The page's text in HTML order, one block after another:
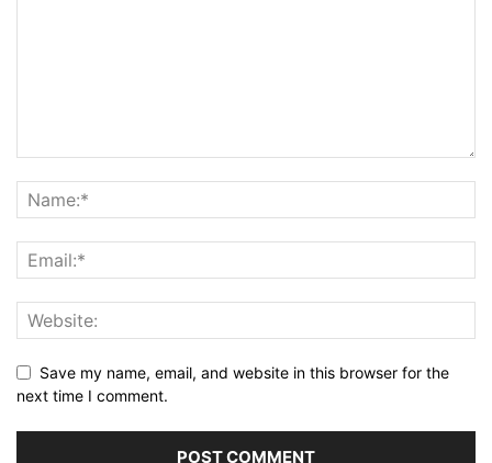
Save my name, email, and website in this browser for the
next time I comment.